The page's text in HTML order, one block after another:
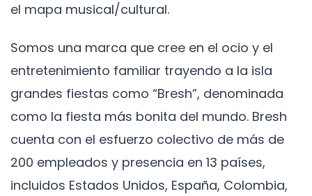
el mapa musical/cultural.
Somos una marca que cree en el ocio y el
entretenimiento familiar trayendo a la isla
grandes fiestas como “Bresh”, denominada
como la fiesta más bonita del mundo. Bresh
cuenta con el esfuerzo colectivo de más de
200 empleados y presencia en 13 países,
incluidos Estados Unidos, España, Colombia,